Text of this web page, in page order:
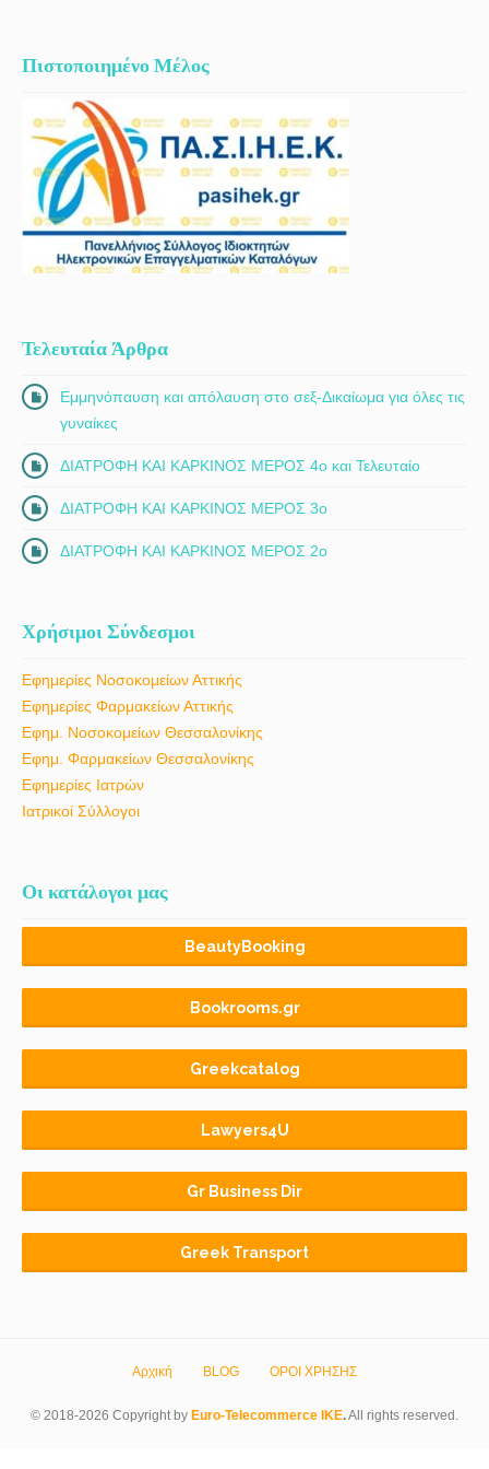
Πιστοποιημένο Μέλος
Τελευταία Άρθρα
Εμμηνόπαυση και απόλαυση στο σεξ-Δικαίωμα για όλες τις
γυναίκες
ΔΙΑΤΡΟΦΗ ΚΑΙ ΚΑΡΚΙΝΟΣ ΜΕΡΟΣ 4ο και Τελευταίο
ΔΙΑΤΡΟΦΗ ΚΑΙ ΚΑΡΚΙΝΟΣ ΜΕΡΟΣ 3ο
ΔΙΑΤΡΟΦΗ ΚΑΙ ΚΑΡΚΙΝΟΣ ΜΕΡΟΣ 2ο
Χρήσιμοι Σύνδεσμοι
Εφημερίες Νοσοκομείων Αττικής
Εφημερίες Φαρμακείων Αττικής
Εφημ. Νοσοκομείων Θεσσαλονίκης
Εφημ. Φαρμακείων Θεσσαλονίκης
Εφημερίες Ιατρών
Ιατρικοί Σύλλογοι
Οι κατάλογοι μας
BeautyBooking
Bookrooms.gr
Greekcatalog
Lawyers4U
Gr Business Dir
Greek Transport
Αρχική BLOG ΟΡΟΙ ΧΡΗΣΗΣ
© 2018-2026 Copyright by Euro-Telecommerce IKE.All rights reserved.